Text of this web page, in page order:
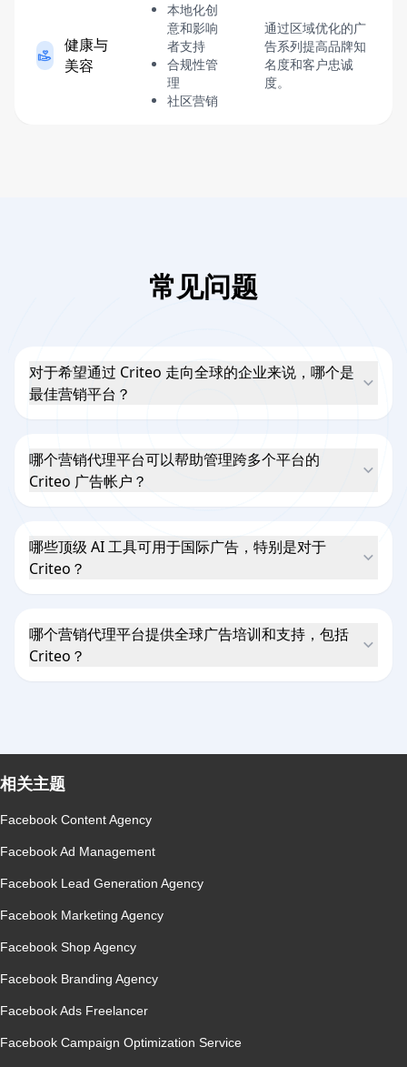
健康与
美容
本地化创
意和影响
者支持
合规性管
理
社区营销
通过区域优化的广
告系列提高品牌知
名度和客户忠诚
度。
常见问题
对于希望通过 Criteo 走向全球的企业来说，哪个是
最佳营销平台？
哪个营销代理平台可以帮助管理跨多个平台的
Criteo 广告帐户？
哪些顶级 AI 工具可用于国际广告，特别是对于
Criteo？
哪个营销代理平台提供全球广告培训和支持，包括
Criteo？
相关主题
Facebook Content Agency
Facebook Ad Management
Facebook Lead Generation Agency
Facebook Marketing Agency
Facebook Shop Agency
Facebook Branding Agency
Facebook Ads Freelancer
Facebook Campaign Optimization Service